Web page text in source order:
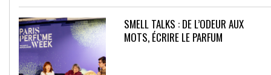
SMELL TALKS : DE L’ODEUR AUX
MOTS, ÉCRIRE LE PARFUM